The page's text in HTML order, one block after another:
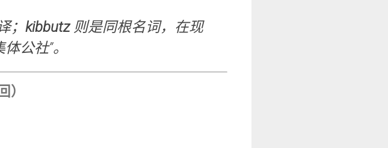
； kibbutz则是同根名词，在现
公社”。
）